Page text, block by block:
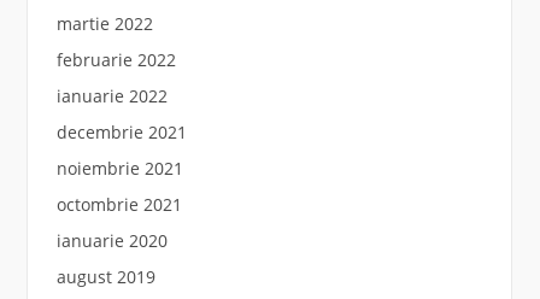
martie 2022
februarie 2022
ianuarie 2022
decembrie 2021
noiembrie 2021
octombrie 2021
ianuarie 2020
august 2019